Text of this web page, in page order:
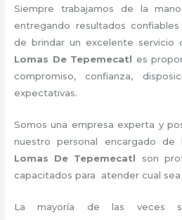
Siempre trabajamos de la
entregando resultados
de brindar un excelente servicio
Lomas De Tepemecatl es
compromiso, confianza,
expectativas.
Somos una empresa experta y
nuestro personal encargado de
Lomas De Tepemecatl son
capacitados para atender cual
La mayoría de las veces